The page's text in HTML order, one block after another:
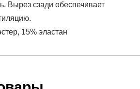
Вырез сзади обеспечивает
15% эластан